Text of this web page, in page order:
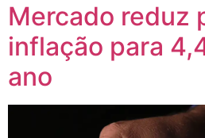
Mercado reduz
inflação para
ano